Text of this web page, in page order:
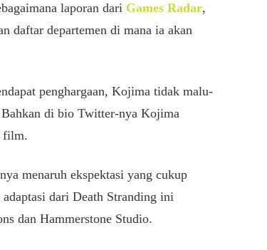
laporan dari Games Radar,
daftar departemen di mana ia akan
penghargaan, Kojima tidak malu-
di bio Twitter-nya Kojima
film.
menaruh ekspektasi yang cukup
dari Death Stranding ini
dan Hammerstone Studio.